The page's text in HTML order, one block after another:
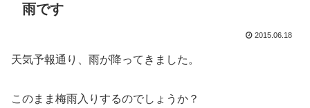
雨です
2015.06.18
天気予報通り、雨が降ってきました。
このまま梅雨入りするのでしょうか？